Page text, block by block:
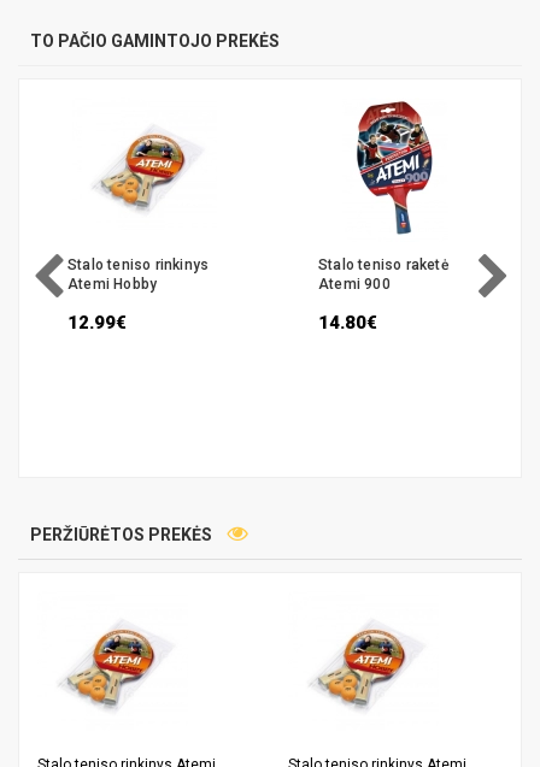
TO PAČIO GAMINTOJO PREKĖS
Stalo teniso rinkinys
Atemi Hobby
12.99€
Stalo teniso raketė
Atemi 900
14.80€
PERŽIŪRĖTOS PREKĖS